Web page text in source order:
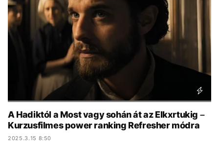
KÖZÉLET
ÉLETMÓD DESIGN
BESZÉLGETÉSEK
GASZTRO
A Hadiktól a Most vagy sohán át az Elkxrtukig –
Kurzusfilmes power ranking Refresher módra
2025.3.15 8:50